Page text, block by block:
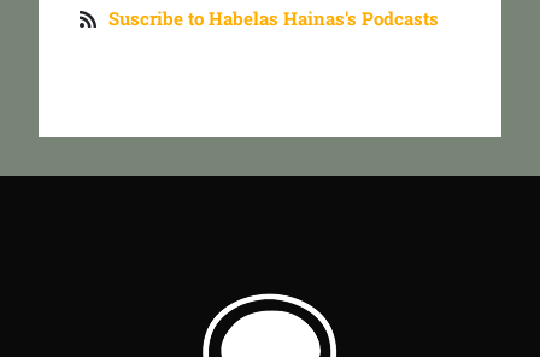
Suscribe to Habelas Hainas's Podcasts